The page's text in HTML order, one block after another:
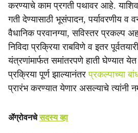
करण्याचे काम प्रगती पथावर आहे.
गती देण्यासाठी भूसंपादन, पर्यावरणीय व
वैधानिक परवानग्या, सविस्तर प्रकल्प
निविदा प्रक्रिया राबविणे व इतर
यंत्रणांमार्फत समांतरपणे हाती घेण्यात
प्रक्रिया पूर्ण झाल्यानंतरप्रकल्पाच्या
प्रारंभ करण्यात येणार असल्याचे
ॲग्रोवनचेसदस्य व्हा